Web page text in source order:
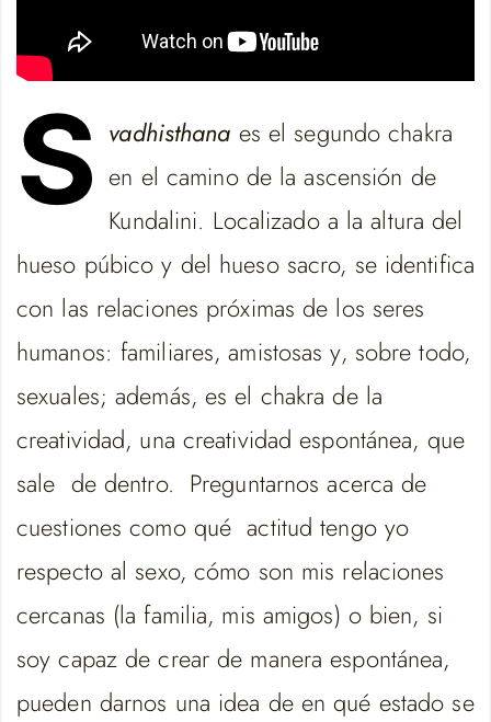
S vadhisthana es el segundo chakra
en el camino de la ascensión de
Kundalini. Localizado a la altura del
hueso púbico y del hueso sacro, se identifica
con las relaciones próximas de los seres
humanos: familiares, amistosas y, sobre todo,
sexuales; además, es el chakra de la
creatividad, una creatividad espontánea, que
sale de dentro. Preguntarnos acerca de
cuestiones como qué actitud tengo yo
respecto al sexo, cómo son mis relaciones
cercanas (la familia, mis amigos) o bien, si
soy capaz de crear de manera espontánea,
pueden darnos una idea de en qué estado se